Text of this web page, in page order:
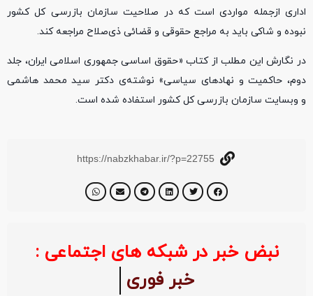
اداری ازجمله مواردی است که در صلاحیت سازمان بازرسی کل کشور
نبوده و شاکی باید به مراجع حقوقی و قضائی ذی‌صلاح مراجعه کند.
در نگارش این مطلب از کتاب «حقوق اساسی جمهوری اسلامی ایران، جلد
دوم، حاکمیت و نهادهای سیاسی» نوشته‌ی دکتر سید محمد هاشمی
و وبسایت سازمان بازرسی کل کشور استفاده شده است.
https://nabzkhabar.ir/?p=22755
نبض خبر در شبکه های اجتماعی :
خبر فوری